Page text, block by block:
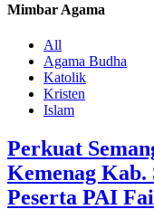
Mimbar Agama
All
Agama Budha
Katolik
Kristen
Islam
Perkuat
Kemenag
Peserta PAI